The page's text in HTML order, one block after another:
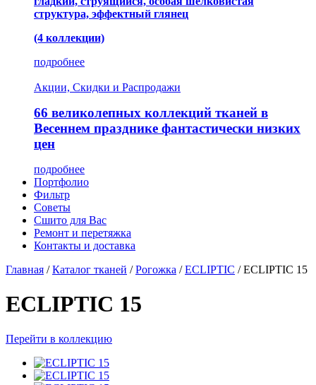
структура, эффектный глянец
(4 коллекции)
подробнее
Акции, Скидки и Распродажи
66 великолепных коллекций тканей в
Весеннем празднике фантастически низких
цен
подробнее
Портфолио
Фильтр
Советы
Сшито для Вас
Ремонт и перетяжка
Контакты и доставка
Главная / Каталог тканей / Рогожка / ECLIPTIC / ECLIPTIC 15
ECLIPTIC 15
Перейти в коллекцию